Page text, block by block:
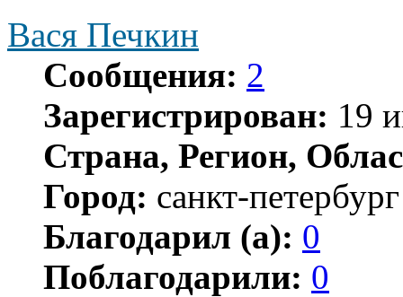
Вася Печкин
Сообщения: 2
Зарегистрирован: 19
Страна, Регион,
Город: санкт-петербург
Благодарил (а): 0
Поблагодарили: 0